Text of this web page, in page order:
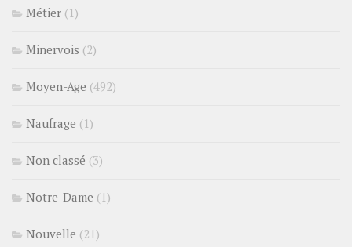
Métier (1)
Minervois (2)
Moyen-Age (492)
Naufrage (1)
Non classé (3)
Notre-Dame (1)
Nouvelle (21)